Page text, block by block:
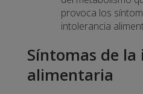
provoca los
intolerancia
Síntomas de
alimentaria